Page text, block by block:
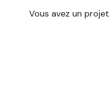
Vous avez un